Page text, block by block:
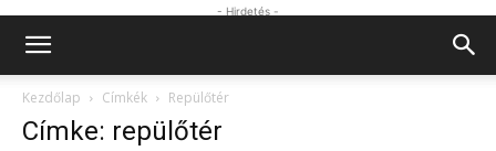
- Hirdetés -
Kezdőlap Címkék Repülőtér
Címke: repülőtér